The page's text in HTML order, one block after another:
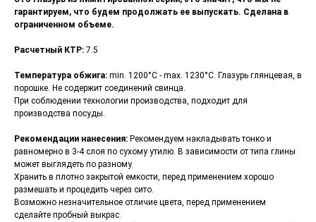
гарантируем, что будем продолжать ее выпускать. Сделана в
ограниченном объеме.
Расчетный КТР: 7.5
Температура обжига: min. 1200°С - max. 1230°С. Глазурь глянцевая, в
порошке. Не содержит соединений свинца.
При соблюдении технологии производства, подходит для
производства посуды.
Рекомендации нанесения: Рекомендуем накладывать тонко и
равномерно в 3-4 слоя по сухому утилю. В зависимости от типа глины
может выглядеть по разному.
Хранить в плотно закрытой емкости, перед применением хорошо
размешать и процедить через сито.
Возможно незначительное отличие цвета, перед применением
сделайте пробный выкрас.